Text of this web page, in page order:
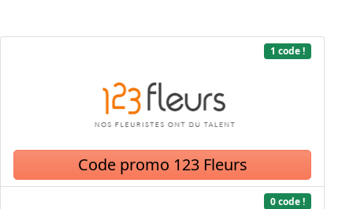
1 code !
Code promo 123 Fleurs
0 code !